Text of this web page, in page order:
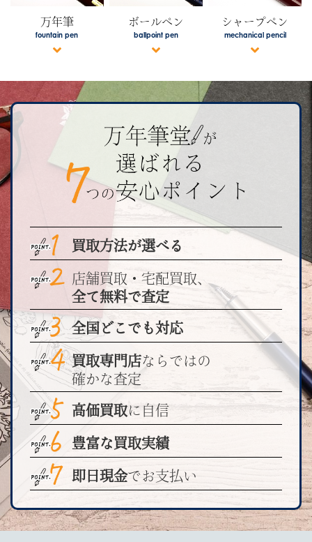
万年筆
fountain pen
ボールペン
ballpoint pen
シャープペン
mechanical pencil
買取方法が選べる
店舗買取・宅配買取、
全て無料で査定
全国どこでも対応
買取専門店ならではの
確かな査定
高価買取に自信
豊富な買取実績
即日現金でお支払い